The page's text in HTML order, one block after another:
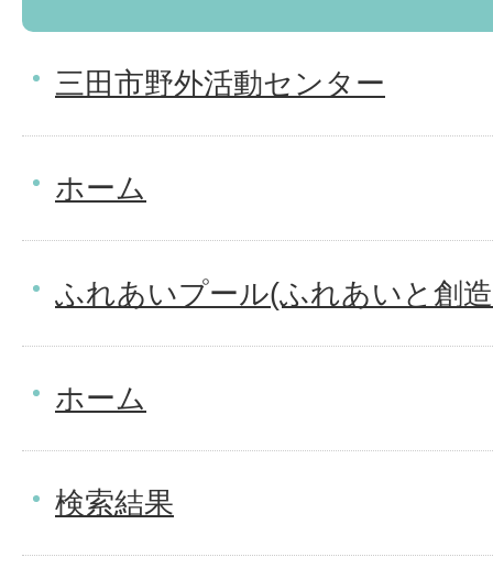
三田市野外活動センター
ホーム
ふれあいプール(ふれあいと創
ホーム
検索結果